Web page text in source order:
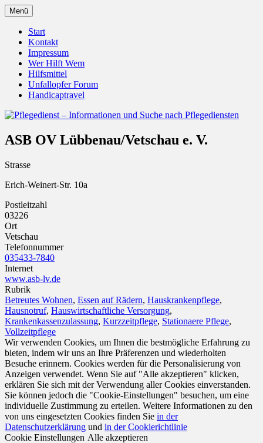
Zum
Inhalt
springen
Pflegedienst – Informationen
und Suche nach Pflegediensten
Unfallopfer – Hilfswerk
Menü
Start
Kontakt
Impressum
Wer Hilft Wem
Hilfsmittel
Unfallopfer Forum
Handicaptravel
ASB OV Lübbenau/Vetschau e. V.
Strasse
Erich-Weinert-Str. 10a
Postleitzahl
03226
Ort
Vetschau
Telefonnummer
035433-7840
Internet
www.asb-lv.de
Rubrik
Betreutes Wohnen, Essen auf Rädern, Hauskrankenpflege,
Hausnotruf, Hauswirtschaftliche Versorgung,
Krankenkassenzulassung, Kurzzeitpflege, Stationaere Pflege,
Vollzeitpflege
Wir verwenden Cookies, um Ihnen die bestmögliche Erfahrung zu
bieten, indem wir uns an Ihre Präferenzen und wiederholten
Besuche erinnern. Cookies werden für die Personalisierung von
Anzeigen verwendet. Wenn Sie auf "Alle akzeptieren" klicken,
erklären Sie sich mit der Verwendung aller Cookies einverstanden.
Sie können jedoch die "Cookie-Einstellungen" besuchen, um eine
individuelle Zustimmung zu erteilen. Weitere Informationen zu den
von uns eingesetzten Cookies finden Sie in der
Datenschutzerklärung und in der Cookierichtlinie
Cookie Einstellungen Alle akzeptieren